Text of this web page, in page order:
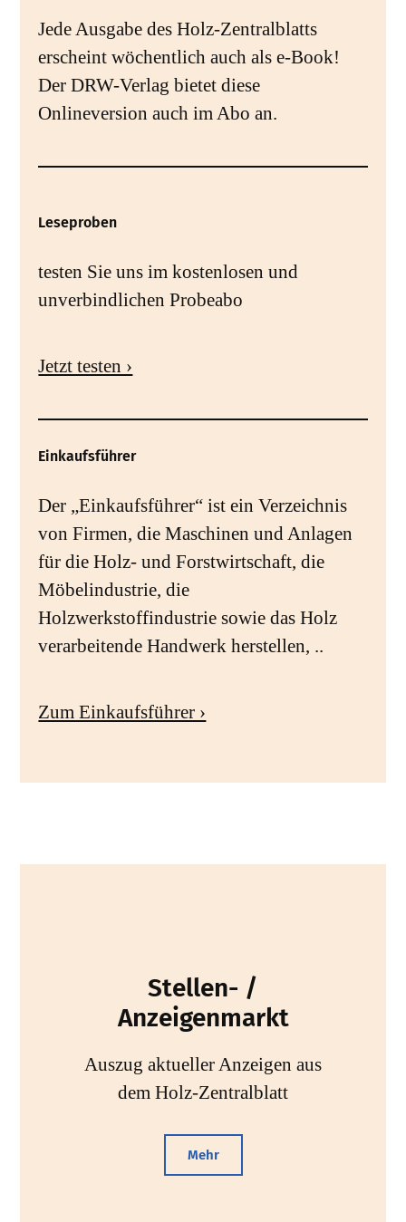
Jede Ausgabe des Holz-Zentralblatts
erscheint wöchentlich auch als e-Book!
Der DRW-Verlag bietet diese
Onlineversion auch im Abo an.
Leseproben
testen Sie uns im kostenlosen und
unverbindlichen Probeabo
Jetzt testen ›
Einkaufsführer
Der „Einkaufsführer“ ist ein Verzeichnis
von Firmen, die Maschinen und Anlagen
für die Holz- und Forstwirtschaft, die
Möbelindustrie, die
Holzwerkstoffindustrie sowie das Holz
verarbeitende Handwerk herstellen, ..
Zum Einkaufsführer ›
Stellen- /
Anzeigenmarkt
Auszug aktueller Anzeigen aus
dem Holz-Zentralblatt
Mehr